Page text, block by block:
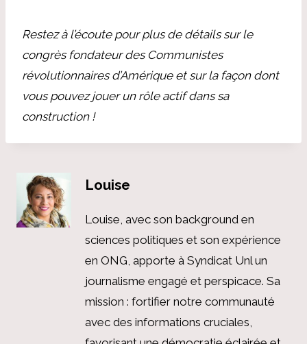
Restez à l’écoute pour plus de détails sur le
congrès fondateur des Communistes
révolutionnaires d’Amérique et sur la façon dont
vous pouvez jouer un rôle actif dans sa
construction !
Louise
Louise, avec son background en
sciences politiques et son expérience
en ONG, apporte à Syndicat Unl un
journalisme engagé et perspicace. Sa
mission : fortifier notre communauté
avec des informations cruciales,